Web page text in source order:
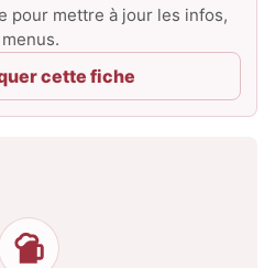
pour mettre à jour les infos,
cette fiche